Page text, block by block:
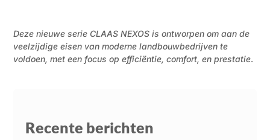
Deze nieuwe serie CLAAS NEXOS is ontworpen om aan de
veelzijdige eisen van moderne landbouwbedrijven te
voldoen, met een focus op efficiëntie, comfort, en prestatie.
Recente berichten